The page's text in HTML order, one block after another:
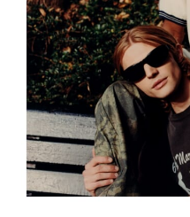
#GH 銘品の所以 #フ
#Commune H
#ととけん #FASHION
#LIFESTYLE
#SPORTS